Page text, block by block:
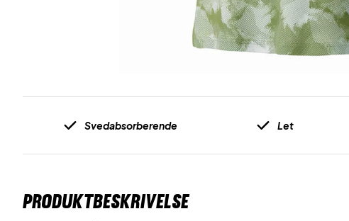
Svedabsorberende Let
PRODUKTBESKRIVELSE